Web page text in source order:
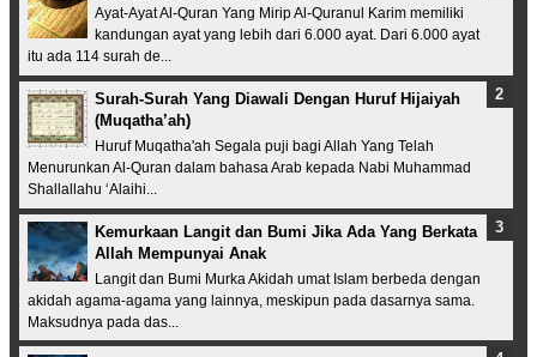
Ayat-Ayat Al-Quran Yang Mirip Al-Quranul Karim memiliki
kandungan ayat yang lebih dari 6.000 ayat. Dari 6.000 ayat
itu ada 114 surah de...
Surah-Surah Yang Diawali Dengan Huruf Hijaiyah
(Muqatha’ah)
Huruf Muqatha'ah Segala puji bagi Allah Yang Telah
Menurunkan Al-Quran dalam bahasa Arab kepada Nabi Muhammad
Shallallahu ‘Alaihi...
Kemurkaan Langit dan Bumi Jika Ada Yang Berkata
Allah Mempunyai Anak
Langit dan Bumi Murka Akidah umat Islam berbeda dengan
akidah agama-agama yang lainnya, meskipun pada dasarnya sama.
Maksudnya pada das...